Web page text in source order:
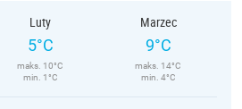
Luty
5°C
maks. 10°C
min. 1°C
Marzec
9°C
maks. 14°C
min. 4°C